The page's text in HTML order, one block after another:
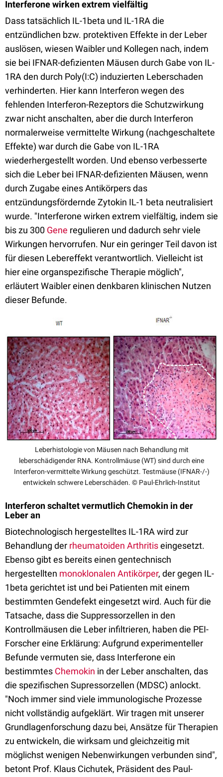
Interferone wirken extrem vielfältig
Dass tatsächlich IL-1beta und IL-1RA die
entzündlichen bzw. protektiven Effekte in der Leber
auslösen, wiesen Waibler und Kollegen nach, indem
sie bei IFNAR-defizienten Mäusen durch Gabe von IL-
1RA den durch Poly(I:C) induzierten Leberschaden
verhinderten. Hier kann Interferon wegen des
fehlenden Interferon-Rezeptors die Schutzwirkung
zwar nicht anschalten, aber die durch Interferon
normalerweise vermittelte Wirkung (nachgeschaltete
Effekte) war durch die Gabe von IL-1RA
wiederhergestellt worden. Und ebenso verbesserte
sich die Leber bei IFNAR-defizienten Mäusen, wenn
durch Zugabe eines Antikörpers das
entzündungsfördernde Zytokin IL-1 beta neutralisiert
wurde. "Interferone wirken extrem vielfältig, indem sie
bis zu 300 Gene regulieren und dadurch sehr viele
Wirkungen hervorrufen. Nur ein geringer Teil davon ist
für diesen Lebereffekt verantwortlich. Vielleicht ist
hier eine organspezifische Therapie möglich",
erläutert Waibler einen denkbaren klinischen Nutzen
dieser Befunde.
Leberhistologie von Mäusen nach Behandlung mit
leberschädigender RNA. Kontrollmäuse (WT) sind durch eine
Interferon-vermittelte Wirkung geschützt. Testmäuse (IFNAR-/-)
entwickeln schwere Leberschäden. © Paul-Ehrlich-Institut
Interferon schaltet vermutlich Chemokin in der
Leber an
Biotechnologisch hergestelltes IL-1RA wird zur
Behandlung der rheumatoiden Arthritiseingesetzt.
Ebenso gibt es bereits einen gentechnisch
hergestellten monoklonalen Antikörper, der gegen IL-
1beta gerichtet ist und bei Patienten mit einem
bestimmten Gendefekt eingesetzt wird. Auch für die
Tatsache, dass die Suppressorzellen in den
Kontrollmäusen die Leber infiltrieren, haben die PEI-
Forscher eine Erklärung: Aufgrund experimenteller
Befunde vermuten sie, dass Interferone ein
bestimmtes Chemokin in der Leber anschalten, das
die spezifischen Supressorzellen (MDSC) anlockt.
"Noch immer sind viele immunologische Prozesse
nicht vollständig aufgeklärt. Wir tragen mit unserer
Grundlagenforschung dazu bei, Ansätze für Therapien
zu entwickeln, die wirksam und gleichzeitig mit
möglichst wenigen Nebenwirkungen verbunden sind",
betont Prof. Klaus Cichutek, Präsident des Paul-